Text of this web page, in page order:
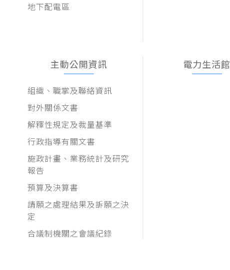
地下配電區
主動公開資訊
組織、職掌及聯絡資訊
對外關係文書
解釋性規定及裁量基準
行政指導有關文書
施政計畫、業務統計及研究
報告
預算及決算書
請願之處理結果及訴願之決
定
合議制機關之會議紀錄
電力生活館